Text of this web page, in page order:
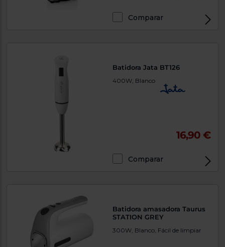
Comparar
Batidora Jata BT126
400W, Blanco
16,90 €
Comparar
Batidora amasadora Taurus
STATION GREY
300W, Blanco, Fácil de limpiar